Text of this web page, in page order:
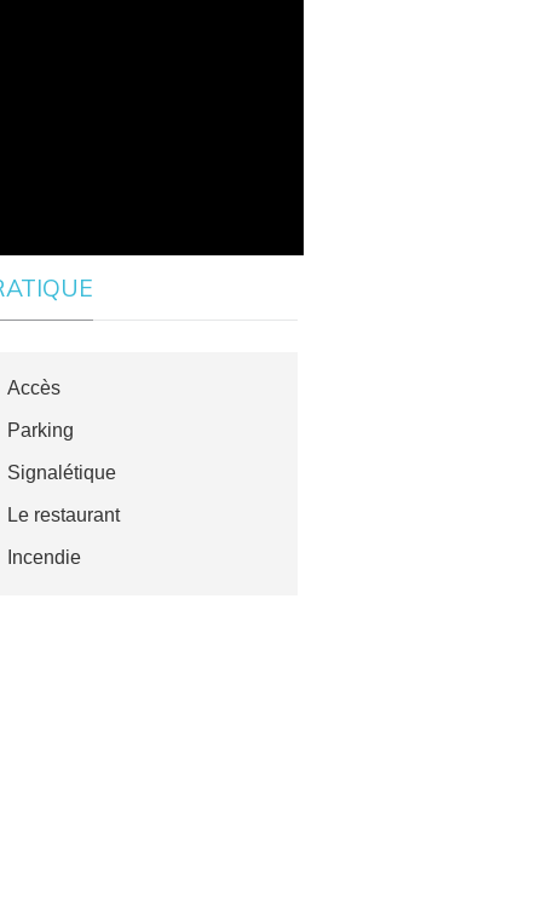
Accès
Parking
Signalétique
Le restaurant
Incendie